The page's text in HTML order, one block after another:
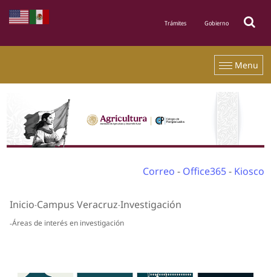
Menu
Correo - Office365- Kiosco
Inicio Campus Veracruz Investigación
Áreas de interés en investigación